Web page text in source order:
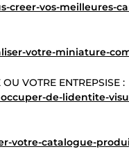
creer-vos-meilleures-
votre-miniature-
VOTRE ENTREPSISE :
de-lidentite-
votre-catalogue-